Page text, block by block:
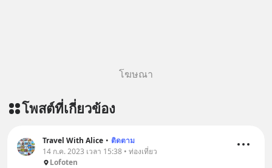
โฆษณา
โพสต์ที่เกี่ยวข้อง
Travel With Alice • ติดตาม
14 ก.ค. 2023 เวลา 15:38 • ท่องเที่ยว
Lofoten